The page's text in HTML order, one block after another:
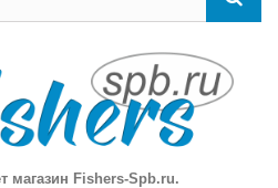
магазин Fishers-Spb.ru.